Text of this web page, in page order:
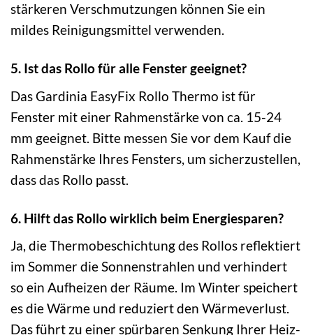
stärkeren Verschmutzungen können Sie ein
mildes Reinigungsmittel verwenden.
5. Ist das Rollo für alle Fenster geeignet?
Das Gardinia EasyFix Rollo Thermo ist für
Fenster mit einer Rahmenstärke von ca. 15-24
mm geeignet. Bitte messen Sie vor dem Kauf die
Rahmenstärke Ihres Fensters, um sicherzustellen,
dass das Rollo passt.
6. Hilft das Rollo wirklich beim Energiesparen?
Ja, die Thermobeschichtung des Rollos reflektiert
im Sommer die Sonnenstrahlen und verhindert
so ein Aufheizen der Räume. Im Winter speichert
es die Wärme und reduziert den Wärmeverlust.
Das führt zu einer spürbaren Senkung Ihrer Heiz-